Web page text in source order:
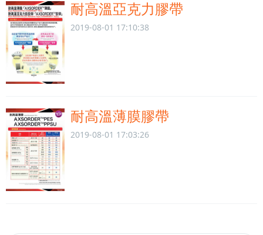
耐高溫亞克力膠帶
2019-08-01 17:10:38
耐高溫薄膜膠帶
2019-08-01 17:03:26